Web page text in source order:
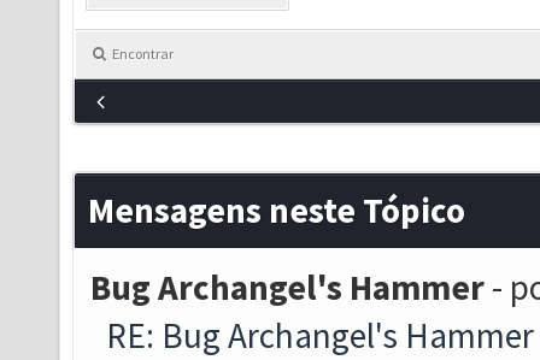
Encontrar
Mensagens neste Tópico
Bug Archangel's Hammer-
RE: Bug Archangel's Hammer